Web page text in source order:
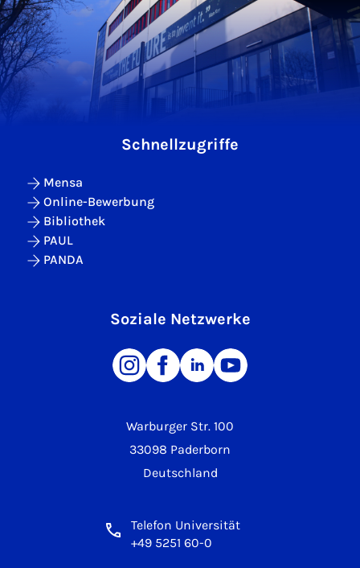
Warburger Str. 100
33098 Paderborn
Deutschland
Telefon Universität
+49 5251 60-0
Schnellzugriffe
Mensa
Online-Bewerbung
Bibliothek
PAUL
PANDA
Soziale Netzwerke